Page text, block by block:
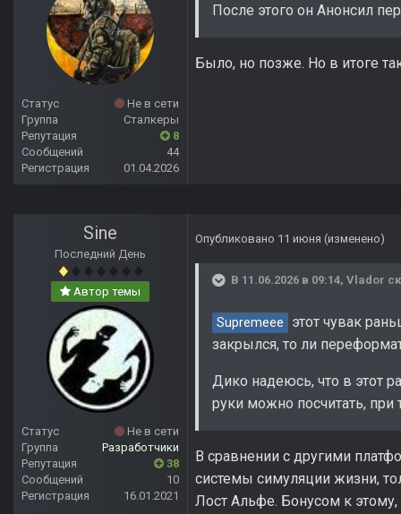
Статус
Не в сети
Группа
Сталкеры
Репутация
8
Сообщений
44
Регистрация
01.04.2026
После этого он Анонсил
Было, но позже. Но в итоге
Sine
Последний День
Автор темы
Статус
Не в сети
Группа
Разработчики
Репутация
38
Сообщений
10
Регистрация
16.01.2021
Опубликовано 11 июня (изменено)
В 11.06.2026 в 09:14, Vlador
Supremeee
этот чувак
закрылся, то ли
Дико надеюсь, что в этот
руки можно посчитать, при
В сравнении с другими
системы симуляции жизни,
Лост Альфе. Бонусом к